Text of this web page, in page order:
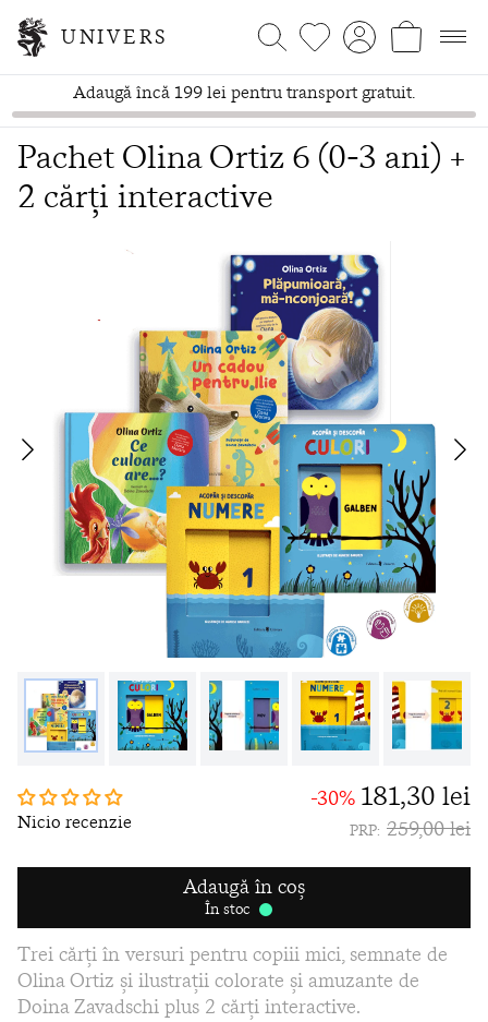
UNIVERS
Adaugă încă 199 lei pentru transport gratuit.
Pachet Olina Ortiz 6 (0-3 ani) +
2 cărți interactive
Nicio recenzie
-30% 181,30 lei
PRP: 259,00 lei
Adaugă în coș
În stoc
Trei cărți în versuri pentru copiii mici, semnate de
Olina Ortiz și ilustrații colorate și amuzante de
Doina Zavadschi plus 2 cărți interactive.